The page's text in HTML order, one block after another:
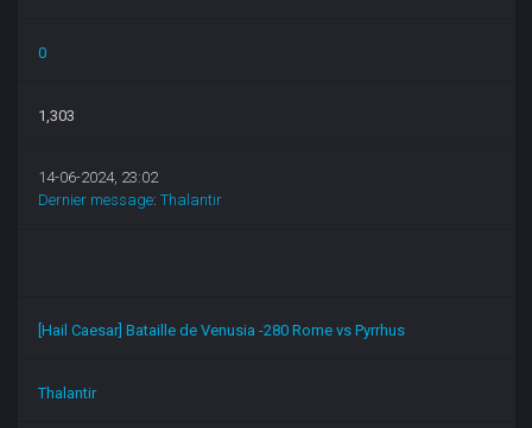
0
1,303
14-06-2024, 23:02
Dernier message:Thalantir
[Hail Caesar] Bataille de Venusia -280 Rome vs Pyrrhus
Thalantir